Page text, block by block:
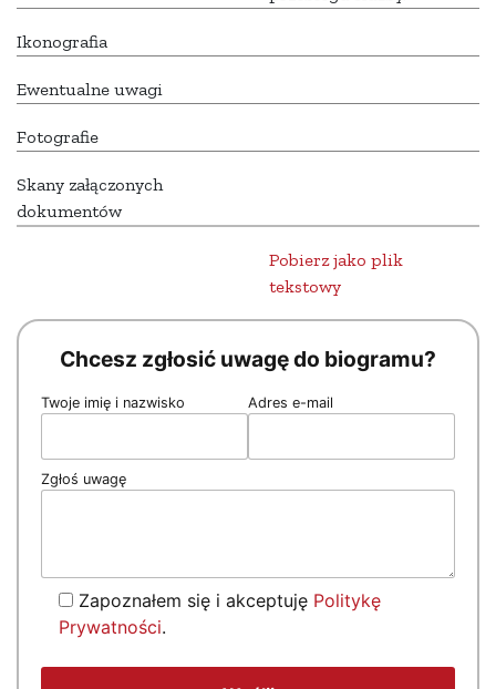
Ikonografia
Ewentualne uwagi
Fotografie
Skany załączonych
dokumentów
Pobierz jako plik
tekstowy
Chcesz zgłosić uwagę do biogramu?
Twoje imię i nazwisko Adres e-mail
Zgłoś uwagę
Zapoznałem się i akceptuję Politykę
Prywatności.